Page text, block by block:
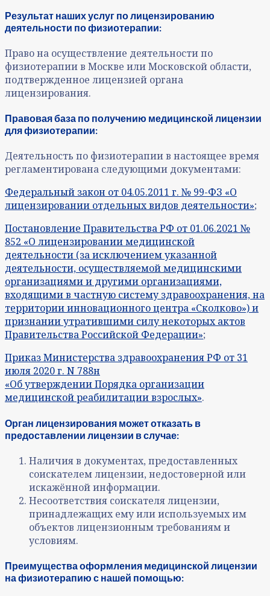
Результат наших услуг по лицензированию
деятельности по физиотерапии:
Право на осуществление деятельности по
физиотерапии в Москве или Московской области,
подтвержденное лицензией органа
лицензирования.
Правовая база по получению медицинской лицензии
для физиотерапии:
Деятельность по физиотерапии в настоящее время
регламентирована следующими документами:
Федеральный закон от 04.05.2011 г. № 99-ФЗ «О
лицензировании отдельных видов деятельности»;
Постановление Правительства РФ от 01.06.2021 №
852 «О лицензировании медицинской
деятельности (за исключением указанной
деятельности, осуществляемой медицинскими
организациями и другими организациями,
входящими в частную систему здравоохранения, на
территории инновационного центра «Сколково») и
признании утратившими силу некоторых актов
Правительства Российской Федерации»;
Приказ Министерства здравоохранения РФ от 31
июля 2020 г. N 788н
«Об утверждении Порядка организации
медицинской реабилитации взрослых».
Орган лицензирования может отказать в
предоставлении лицензии в случае:
Наличия в документах, предоставленных
соискателем лицензии, недостоверной или
искажённой информации.
Несоответствия соискателя лицензии,
принадлежащих ему или используемых им
объектов лицензионным требованиям и
условиям.
Преимущества оформления медицинской лицензии
на физиотерапию с нашей помощью: